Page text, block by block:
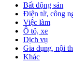
Bất động sản
Điện tử, công
Việc làm
Ô tô, xe
Dịch vụ
Gia dụng, nội
Khác